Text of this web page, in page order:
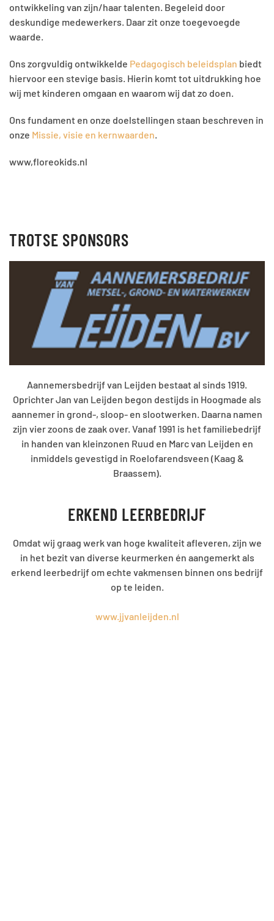
ontwikkeling van zijn/haar talenten. Begeleid door
deskundige medewerkers. Daar zit onze toegevoegde
waarde.
Ons zorgvuldig ontwikkelde Pedagogisch beleidsplan biedt
hiervoor een stevige basis. Hierin komt tot uitdrukking hoe
wij met kinderen omgaan en waarom wij dat zo doen.
Ons fundament en onze doelstellingen staan beschreven in
onze Missie, visie en kernwaarden
www,floreokids.nl
TROTSE SPONSORS
Aannemersbedrijf van Leijden bestaat al sinds 1919.
Oprichter Jan van Leijden begon destijds in Hoogmade als
aannemer in grond-, sloop- en slootwerken. Daarna namen
zijn vier zoons de zaak over. Vanaf 1991 is het familiebedrijf
in handen van kleinzonen Ruud en Marc van Leijden en
inmiddels gevestigd in Roelofarendsveen (Kaag &
Braassem).
ERKEND LEERBEDRIJF
Omdat wij graag werk van hoge kwaliteit afleveren, zijn we
in het bezit van diverse keurmerken én aangemerkt als
erkend leerbedrijf om echte vakmensen binnen ons bedrijf
op te leiden.
www.jjvanleijden.nl